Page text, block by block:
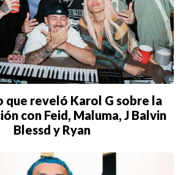
que reveló Karol G sobre la
con Feid, Maluma, J Balvin
Blessd y Ryan